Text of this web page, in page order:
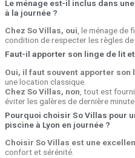
Le ménage est-il inclus dans
à la journée ?
Chez So Villas, oui, le ménage de
condition de respecter les règles de
Faut-il apporter son linge de lit
Oui, il faut souvent apporter
une location classique.
Chez So Villas, non , tout est
éviter les galères de dernière minute.
Pourquoi choisir So Villas pour
piscine à Lyon en journée ?
Choisir So Villas est une
confort et sérénité.